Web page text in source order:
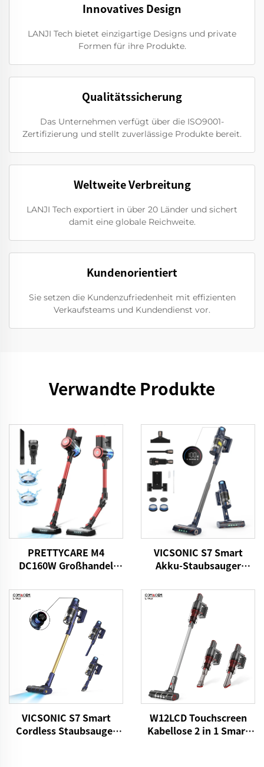
Innovatives Design
LANJI Tech bietet einzigartige Designs und private
Formen für ihre Produkte.
Qualitätssicherung
Das Unternehmen verfügt über die ISO9001-
Zertifizierung und stellt zuverlässige Produkte bereit.
Weltweite Verbreitung
LANJI Tech exportiert in über 20 Länder und sichert
damit eine globale Reichweite.
Kundenorientiert
Sie setzen die Kundenzufriedenheit mit effizienten
Verkaufsteams und Kundendienst vor.
Verwandte Produkte
PRETTYCARE M4
DC160W Großhandel
für Auto- und
Heimteppichboden
VICSONIC S7 Smart
Akku-Staubsauger
Automatik-
Reinigungsmaschine
VICSONIC S7 Smart
Cordless Staubsauger
W12LCD Touchscreen
Kabellose 2 in 1 Smart